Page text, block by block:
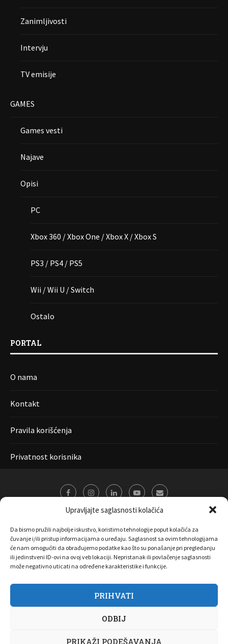
Upravljajte saglasnosti kolačića
Da bismo pružili najbolje iskustvo, koristimo tehnologije poput kolačića za
čuvanje i/ili pristup informacijama o uređaju. Saglasnost sa ovim tehnologijama
će nam omogućiti da obrađujemo podatke kao što su ponašanje pri pregledanju
ili jedinstveni ID-ovi na ovoj veb lokaciji. Nepristanak ili povlačenje saglasnosti
može negativno uticati na određene karakteristike i funkcije.
PRIHVATI
ODBIJ
PRIKAŽI PODEŠAVANJA
Zanimljivosti
Intervju
TV emisije
GAMES
Games vesti
Najave
Opisi
PC
Xbox 360 / Xbox One / Xbox X / Xbox S
PS3 / PS4 / PS5
Wii / Wii U / Switch
Ostalo
PORTAL
O nama
Kontakt
Pravila korišćenja
Privatnost korisnika
O nama Marketing Kontakt FAQ
Privatnost korisnika
Pravila korišćenja